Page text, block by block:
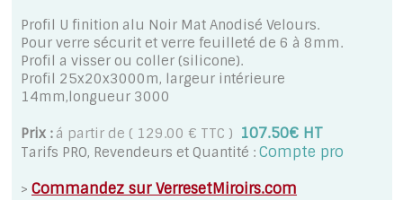
Profil U finition alu Noir Mat Anodisé Velours.
Pour verre sécurit et verre feuilleté de 6 à 8mm.
Profil a visser ou coller (silicone).
Profil 25x20x3000m, largeur intérieure
14mm,longueur 3000
Prix : á partir de ( 129.00 € TTC ) 107.50€ HT
Tarifs PRO, Revendeurs et Quantité : Compte pro
> Commandez sur VerresetMiroirs.com